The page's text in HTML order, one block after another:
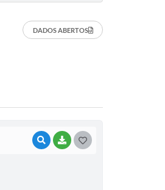
DADOS ABERTOS
VISUALIZAR
BAIXAR